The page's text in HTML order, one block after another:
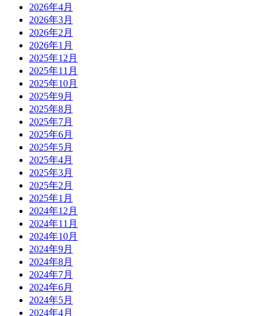
2026年4月
2026年3月
2026年2月
2026年1月
2025年12月
2025年11月
2025年10月
2025年9月
2025年8月
2025年7月
2025年6月
2025年5月
2025年4月
2025年3月
2025年2月
2025年1月
2024年12月
2024年11月
2024年10月
2024年9月
2024年8月
2024年7月
2024年6月
2024年5月
2024年4月